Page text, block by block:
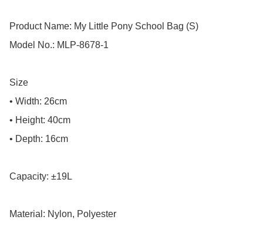
Product Name: My Little Pony School Bag (S)
Model No.: MLP-8678-1
Size
• Width: 26cm
• Height: 40cm
• Depth: 16cm
Capacity: ±19L
Material: Nylon, Polyester